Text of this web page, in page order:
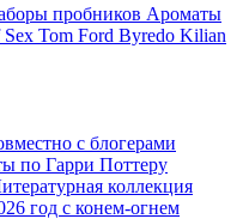
пробников Ароматы
Sex Tom Ford Byredo Kilian
с блогерами
по Гарри Поттеру
коллекция
год с конем-огнем